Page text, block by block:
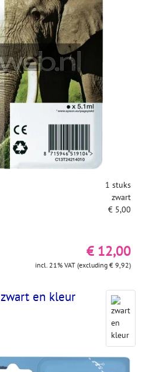
1 stuks
zwart
€ 5,00
€ 12,00
incl. 21% VAT (excluding € 9,92)
en kleur